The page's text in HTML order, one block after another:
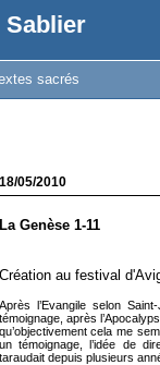
Sablier
sacrés
18/05/2010
La Genèse 1-11
Création au festival
Après l’Evangile selon
témoignage, après
qu’objectivement cela me
un témoignage, l’idée de
taraudait depuis plusieurs